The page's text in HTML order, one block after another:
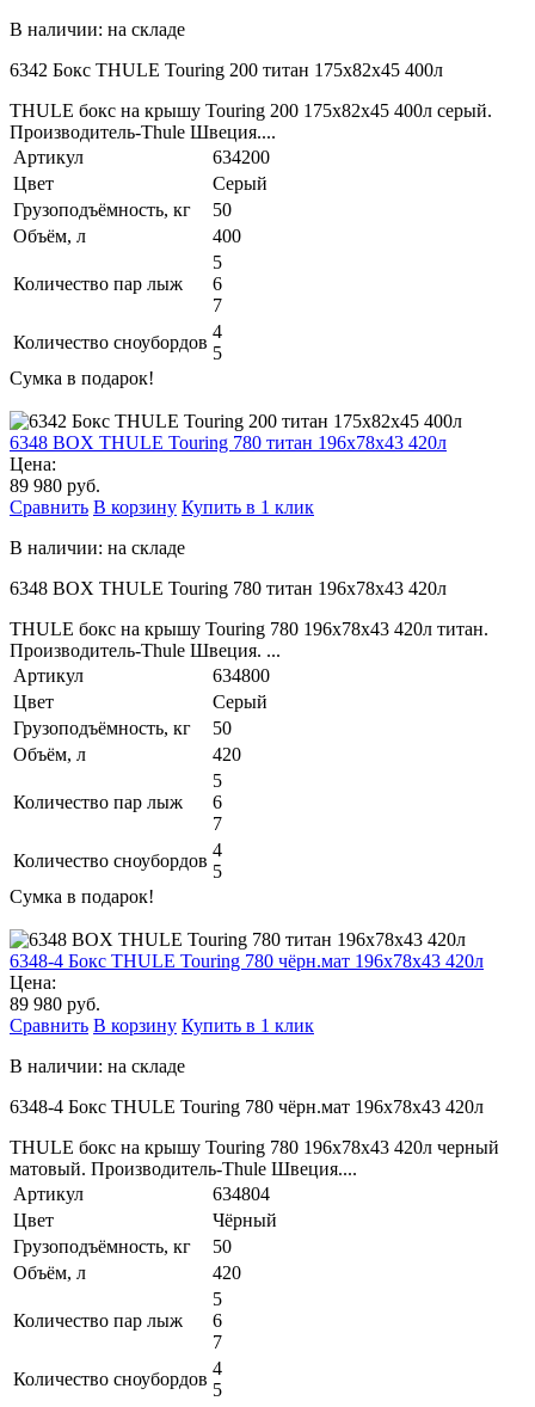
В наличии: на складе
6342 Бокс THULE Touring 200 титан 175x82x45 400л
THULE бокс на крышу Touring 200 175х82х45 400л серый.
Производитель-Thule Швеция....
Артикул
634200
Цвет
Серый
Грузоподъёмность, кг
50
Объём, л
400
Количество пар лыж
5
6
7
Количество сноубордов
4
5
Сумка в подарок!
6348 BOX THULE Touring 780 титан 196x78x43 420л
Цена:
89 980 руб.
Сравнить В корзину Купить в 1 клик
В наличии: на складе
6348 BOX THULE Touring 780 титан 196x78x43 420л
THULE бокс на крышу Touring 780 196х78х43 420л титан.
Производитель-Thule Швеция. ...
Артикул
634800
Цвет
Серый
Грузоподъёмность, кг
50
Объём, л
420
Количество пар лыж
5
6
7
Количество сноубордов
4
5
Сумка в подарок!
6348-4 Бокс THULE Touring 780 чёрн.мат 196x78x43 420л
Цена:
89 980 руб.
Сравнить В корзину Купить в 1 клик
В наличии: на складе
6348-4 Бокс THULE Touring 780 чёрн.мат 196x78x43 420л
THULE бокс на крышу Touring 780 196х78х43 420л черный
матовый. Производитель-Thule Швеция....
Артикул
634804
Цвет
Чёрный
Грузоподъёмность, кг
50
Объём, л
420
Количество пар лыж
5
6
7
Количество сноубордов
4
5